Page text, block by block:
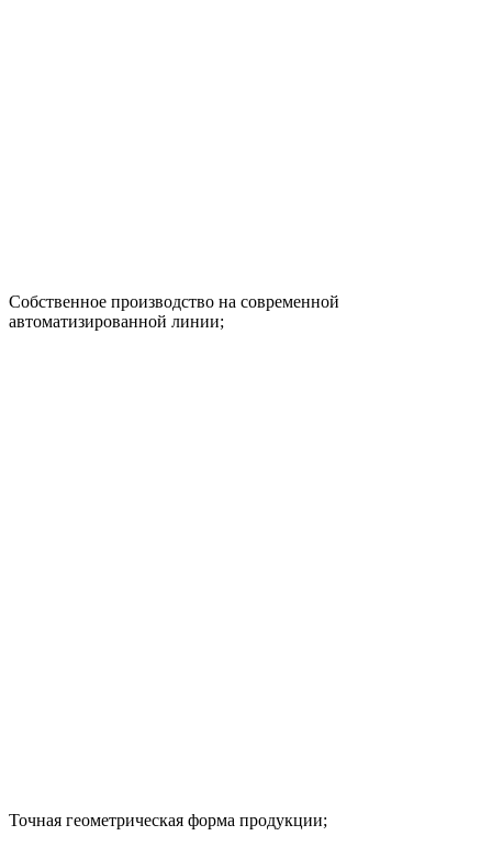
Собственное производство на современной
автоматизированной линии;
Точная геометрическая форма продукции;